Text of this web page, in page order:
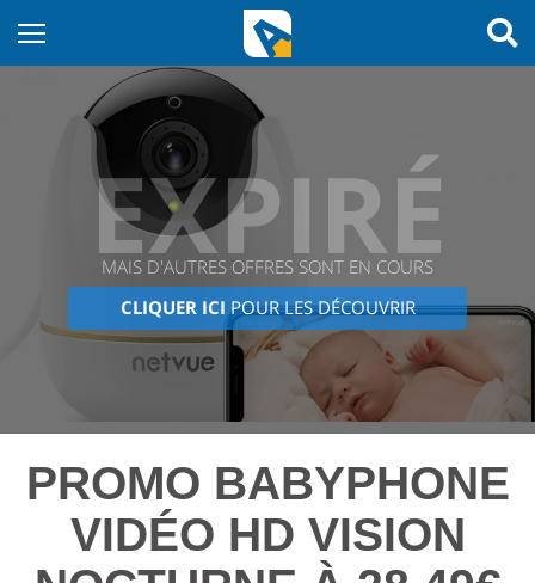
EXPIRÉ
MAIS D'AUTRES OFFRES SONT EN COURS
CLIQUER ICI POUR LES DÉCOUVRIR
PROMO BABYPHONE
VIDÉO HD VISION